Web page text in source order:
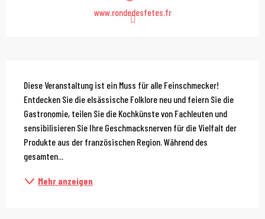
www.rondedesfetes.fr
Beschreibung
Diese Veranstaltung ist ein Muss für alle Feinschmecker!
Entdecken Sie die elsässische Folklore neu und feiern Sie die
Gastronomie, teilen Sie die Kochkünste von Fachleuten und
sensibilisieren Sie Ihre Geschmacksnerven für die Vielfalt der
Produkte aus der französischen Region. Während des
gesamten...
Mehr anzeigen